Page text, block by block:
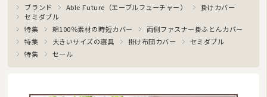
ブランド
Able Future（エーブルフューチャー）
掛けカバー
セミダブル
特集
綿100％素材の時短カバー
両側ファスナー掛ふとんカバー
特集
大きいサイズの寝具 掛け布団カバー
セミダブル
特集
セール
カーテン
タオル
インナー・ルームウェア